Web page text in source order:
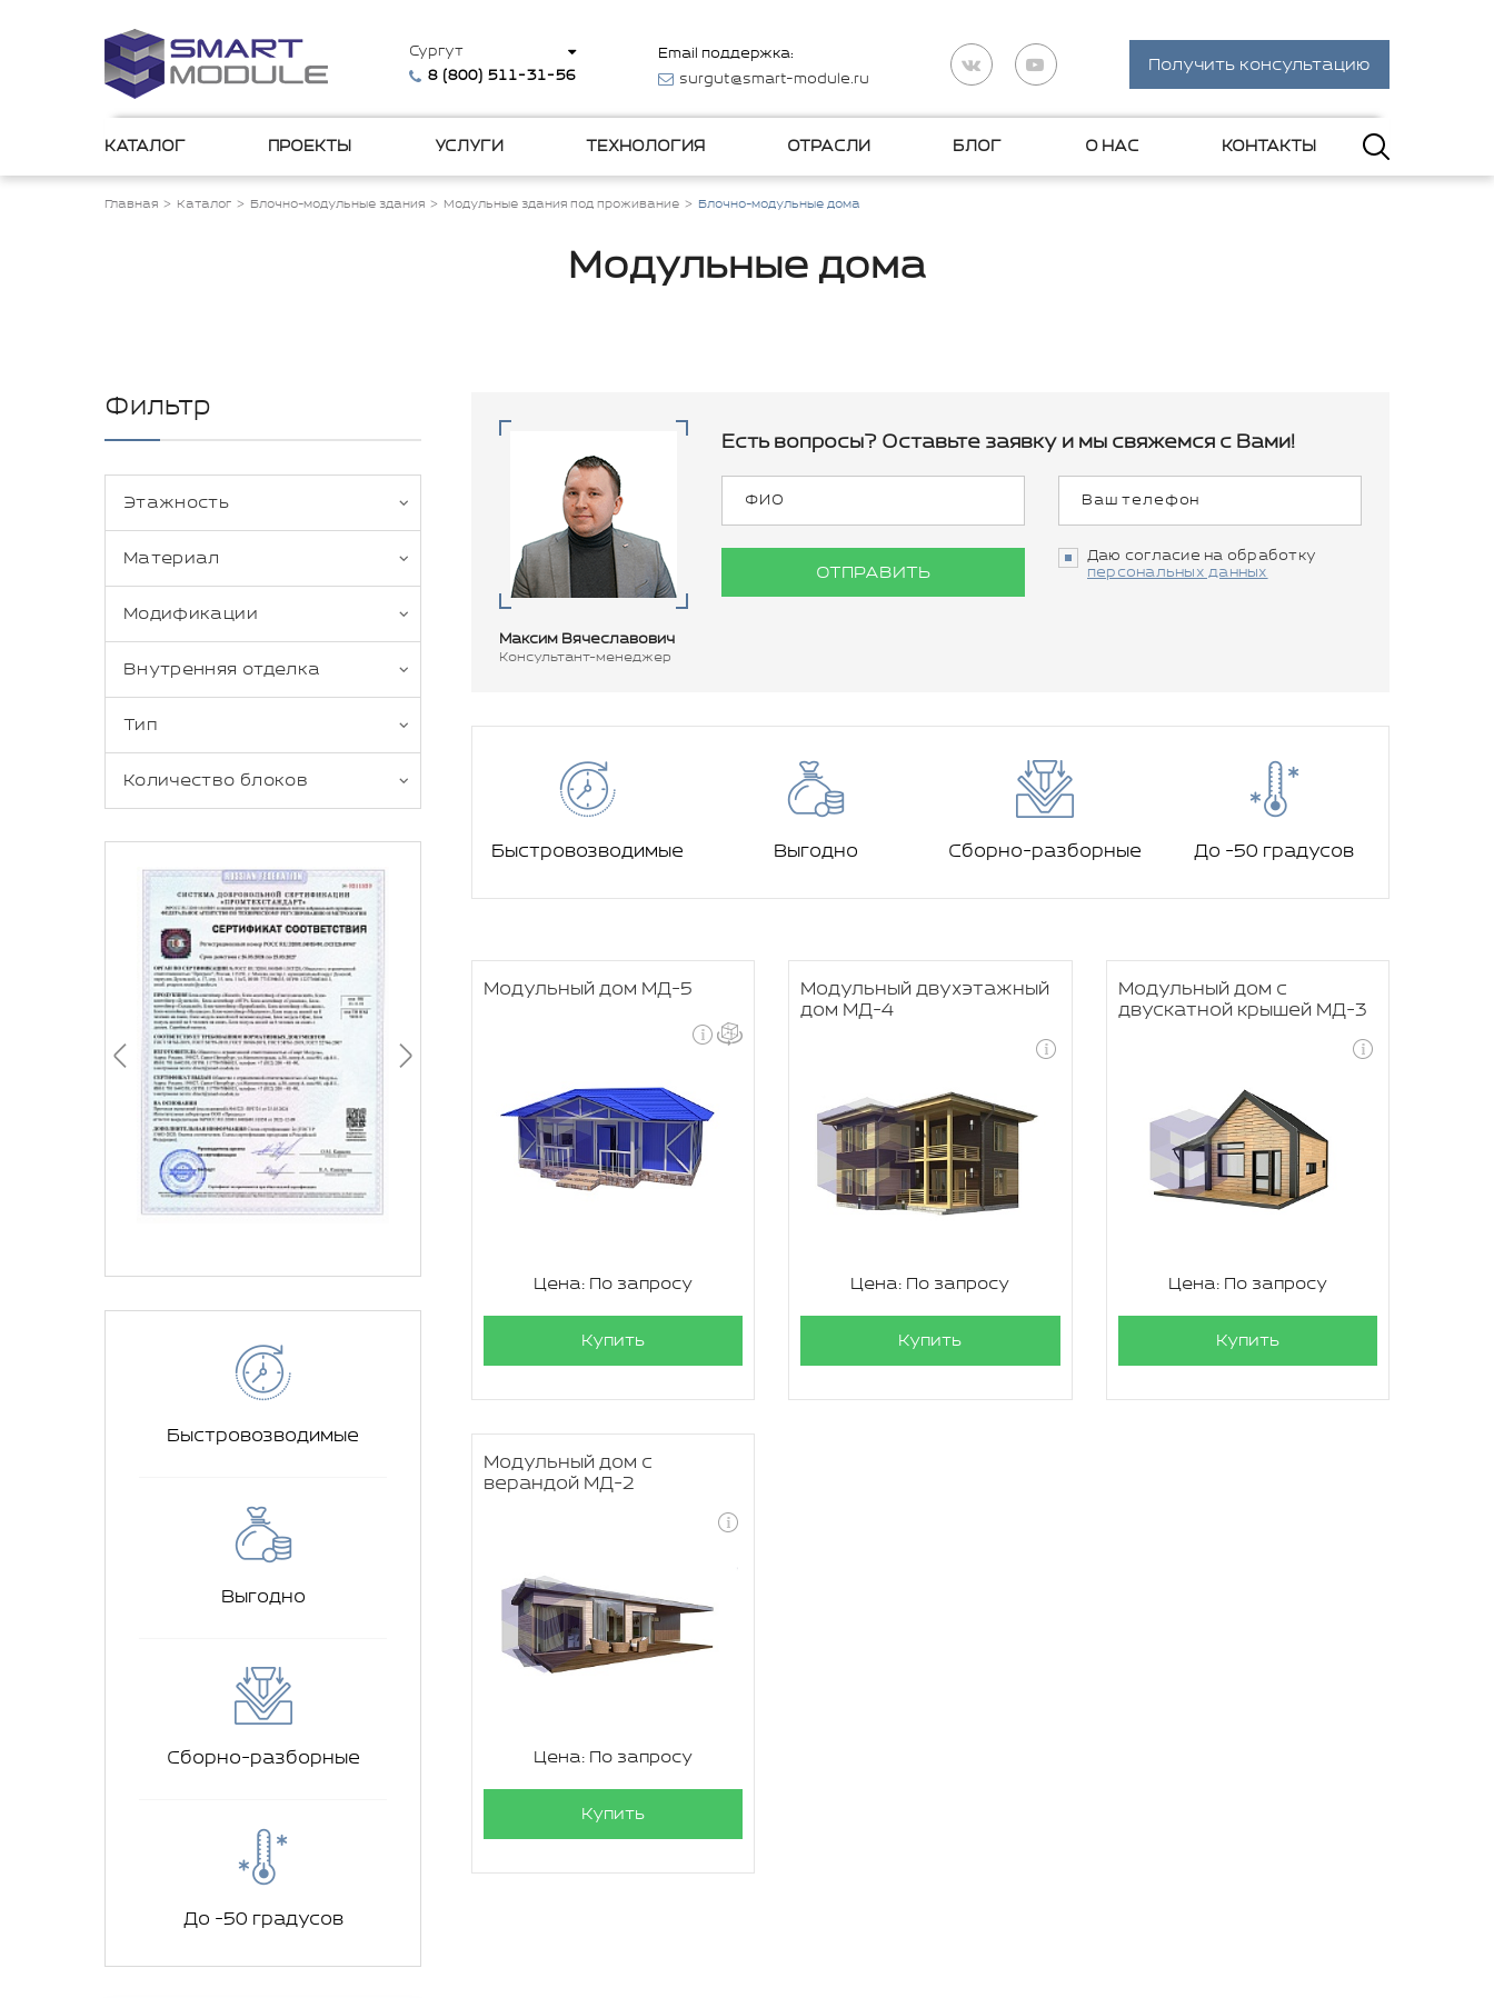
Сургут
8 (800) 511-31-56
Email поддержка:
surgut@smart-module.ru
Получить консультацию
КАТАЛОГ ПРОЕКТЫ УСЛУГИ ТЕХНОЛОГИЯ ОТРАСЛИ БЛОГ О НАС КОНТАКТЫ
Главная Каталог Блочно-модульные здания Модульные здания под проживание Блочно-модульные дома
Модульные дома
Фильтр
Этажность
Материал
Модификации
Внутренняя отделка
Тип
Количество блоков
Быстровозводимые
Выгодно
Сборно-разборные
До -50 градусов
Максим Вячеславович
Консультант-менеджер
Есть вопросы? Оставьте заявку и мы свяжемся с Вами!
ОТПРАВИТЬ
Даю согласие на обработку
персональных данных
Быстровозводимые Выгодно Сборно-разборные До -50 градусов
Модульный дом МД-5
Цена: По запросу
Купить
Модульный двухэтажный
дом МД-4
Цена: По запросу
Купить
Модульный дом с
двускатной крышей МД-3
Цена: По запросу
Купить
Модульный дом с
верандой МД-2
Цена: По запросу
Купить